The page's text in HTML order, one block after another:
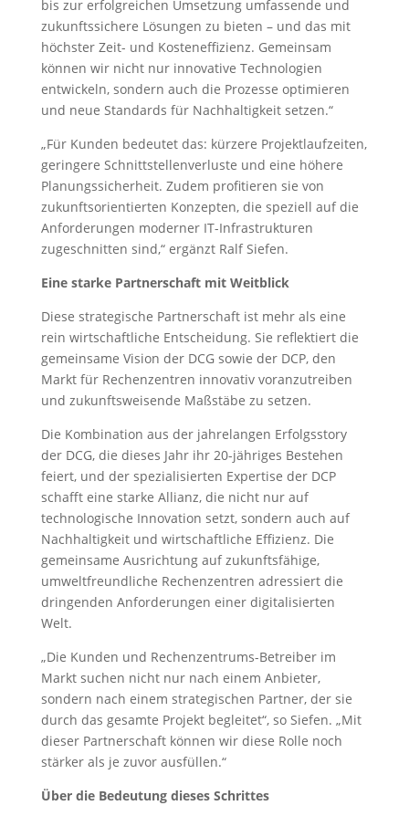
bis zur erfolgreichen Umsetzung umfassende und
zukunftssichere Lösungen zu bieten – und das mit
höchster Zeit- und Kosteneffizienz. Gemeinsam
können wir nicht nur innovative Technologien
entwickeln, sondern auch die Prozesse optimieren
und neue Standards für Nachhaltigkeit setzen.“
„Für Kunden bedeutet das: kürzere Projektlaufzeiten,
geringere Schnittstellenverluste und eine höhere
Planungssicherheit. Zudem profitieren sie von
zukunftsorientierten Konzepten, die speziell auf die
Anforderungen moderner IT-Infrastrukturen
zugeschnitten sind,“ ergänzt Ralf Siefen.
Eine starke Partnerschaft mit Weitblick
Diese strategische Partnerschaft ist mehr als eine
rein wirtschaftliche Entscheidung. Sie reflektiert die
gemeinsame Vision der DCG sowie der DCP, den
Markt für Rechenzentren innovativ voranzutreiben
und zukunftsweisende Maßstäbe zu setzen.
Die Kombination aus der jahrelangen Erfolgsstory
der DCG, die dieses Jahr ihr 20-jähriges Bestehen
feiert, und der spezialisierten Expertise der DCP
schafft eine starke Allianz, die nicht nur auf
technologische Innovation setzt, sondern auch auf
Nachhaltigkeit und wirtschaftliche Effizienz. Die
gemeinsame Ausrichtung auf zukunftsfähige,
umweltfreundliche Rechenzentren adressiert die
dringenden Anforderungen einer digitalisierten
Welt.
„Die Kunden und Rechenzentrums-Betreiber im
Markt suchen nicht nur nach einem Anbieter,
sondern nach einem strategischen Partner, der sie
durch das gesamte Projekt begleitet“, so Siefen. „Mit
dieser Partnerschaft können wir diese Rolle noch
stärker als je zuvor ausfüllen.“
Über die Bedeutung dieses Schrittes